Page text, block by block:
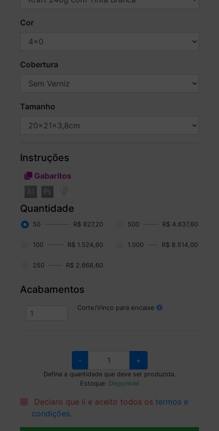
Cor
Cobertura
Tamanho
Instruções
Gabaritos
Quantidade
50 R$ 827,20 500 R$ 4.637,60
100 R$ 1.524,60 1.000 R$ 8.514,00
250 R$ 2.668,60
Acabamentos
Corte/Vinco para encaixe
- +
Defina a quantidade que deve ser produzida.
Estoque: Disponível
Declaro que li e aceito todos ostermos e
condições.